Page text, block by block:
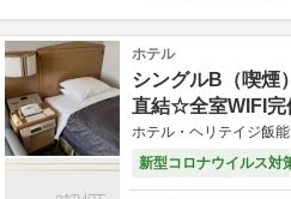
ホテル
シングルB（喫
直結☆全室WIFI完
ホテル・ヘリテイジ飯能
新型コロナウイルス対